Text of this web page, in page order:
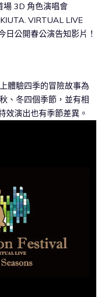
3D 角色演唱會
VIRTUAL LIVE
日公開春公演告知影片！
體驗四季的冒險故事為
、冬四個季節，並有相
效演出也有季節差異。